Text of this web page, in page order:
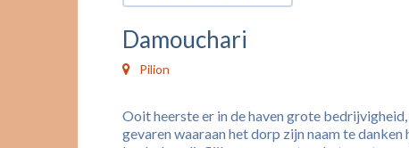
Damouchari
Pilion
Ooit heerste er in de haven grote
gevaren waaraan het dorp zijn naam te